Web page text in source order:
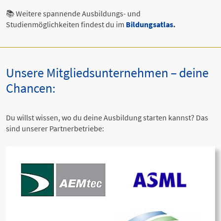
📚 Weitere spannende Ausbildungs- und
Studienmöglichkeiten findest du im Bildungsatlas.
Unsere Mitgliedsunternehmen – deine
Chancen:
Du willst wissen, wo du deine Ausbildung starten kannst? Das
sind unserer Partnerbetriebe: